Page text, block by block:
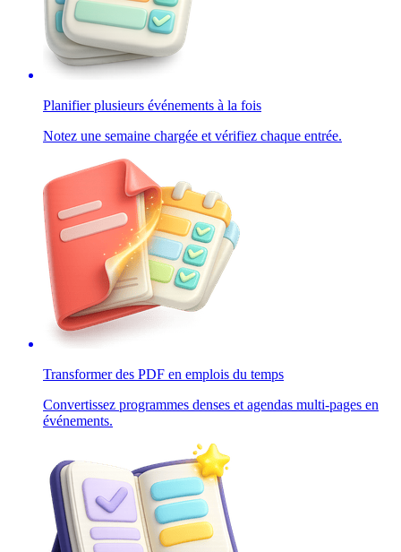
Planifier plusieurs événements à la fois
Notez une semaine chargée et vérifiez chaque entrée.
Transformer des PDF en emplois du temps
Convertissez programmes denses et agendas multi-pages en
événements.